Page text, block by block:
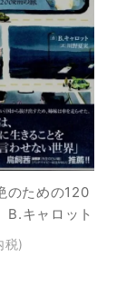
ための120
キャロット
税)